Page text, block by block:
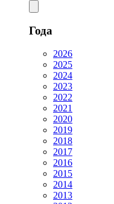
Года
2026
2025
2024
2023
2022
2021
2020
2019
2018
2017
2016
2015
2014
2013